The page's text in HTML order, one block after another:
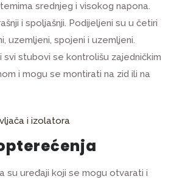
srednjeg i visokog napona.
i spoljašnji. Podijeljeni su u četiri
uzemljeni, spojeni i uzemljeni.
svi stubovi se kontrolišu zajedničkim
i mogu se montirati na zid ili na
su uređaji koji se mogu otvarati i